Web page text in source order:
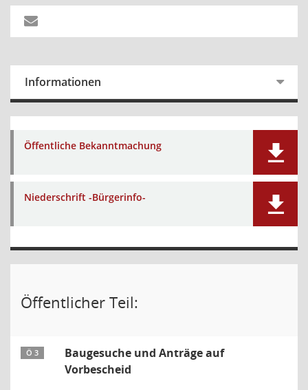
Informationen
Öffentliche Bekanntmachung
Niederschrift -Bürgerinfo-
Öffentlicher Teil:
Ö 3
Baugesuche und Anträge auf
Vorbescheid